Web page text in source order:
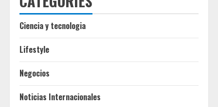
Ciencia y tecnologia
Lifestyle
Negocios
Noticias Internacionales